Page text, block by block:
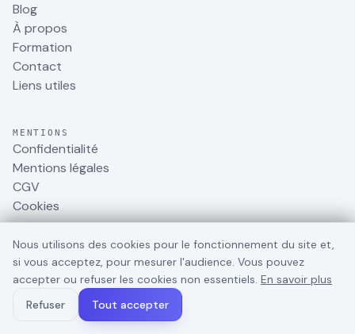
Blog
À propos
Formation
Contact
Liens utiles
MENTIONS
Confidentialité
Mentions légales
CGV
Cookies
Formation AI Studios
Podcast Génération IA
Instagram
Nous utilisons des cookies pour le fonctionnement du site et,
si vous acceptez, pour mesurer l'audience. Vous pouvez
accepter ou refuser les cookies non essentiels. En savoir plus
Refuser
Tout accepter